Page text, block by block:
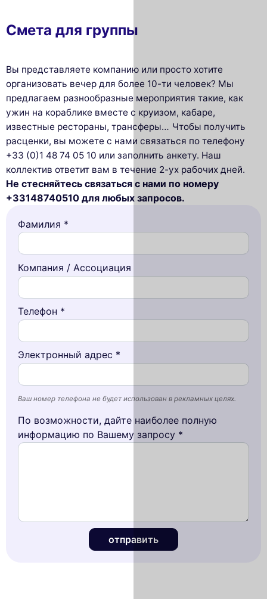
Смета для группы
Вы представляете компанию или просто хотите
организовать вечер для более 10-ти человек? Мы
предлагаем разнообразные мероприятия такие, как
ужин на кораблике вместе с круизом, кабаре,
известные рестораны, трансферы… Чтобы получить
расценки, вы можете с нами связаться по телефону
+33 (0)1 48 74 05 10 или заполнить анкету. Наш
коллектив ответит вам в течение 2-ух рабочих дней.
Не стесняйтесь связаться с нами по номеру
+33148740510 для любых запросов.
Фамилия *
Компания / Ассоциация
Телефон *
Электронный адрес *
Ваш номер телефона не будет использован в рекламных целях.
По возможности, дайте наиболее полную
информацию по Вашему запросу *
отправить